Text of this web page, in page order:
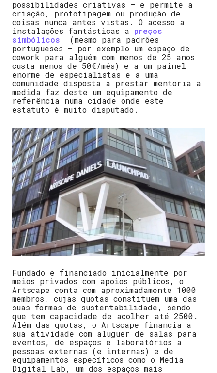
possibilidades criativas – e permite a
criação, prototipagem ou produção de
coisas nunca antes vistas. O acesso a
instalações fantásticas a preços
simbólicos (mesmo para padrões
portugueses – por exemplo um espaço de
cowork para alguém com menos de 25 anos
custa menos de 50€/mês) e a um painel
enorme de especialistas e a uma
comunidade disposta a prestar mentoria à
medida faz deste um equipamento de
referência numa cidade onde este
estatuto é muito disputado.
Fundado e financiado inicialmente por
meios privados com apoios públicos, o
Artscape conta com aproximadamente 1000
membros, cujas quotas constituem uma das
suas formas de sustentabilidade, sendo
que tem capacidade de acolher até 2500.
Além das quotas, o Artscape financia a
sua atividade com aluguer de salas para
eventos, de espaços e laboratórios a
pessoas externas (e internas) e de
equipamentos específicos como o Media
Digital Lab, um dos espaços mais